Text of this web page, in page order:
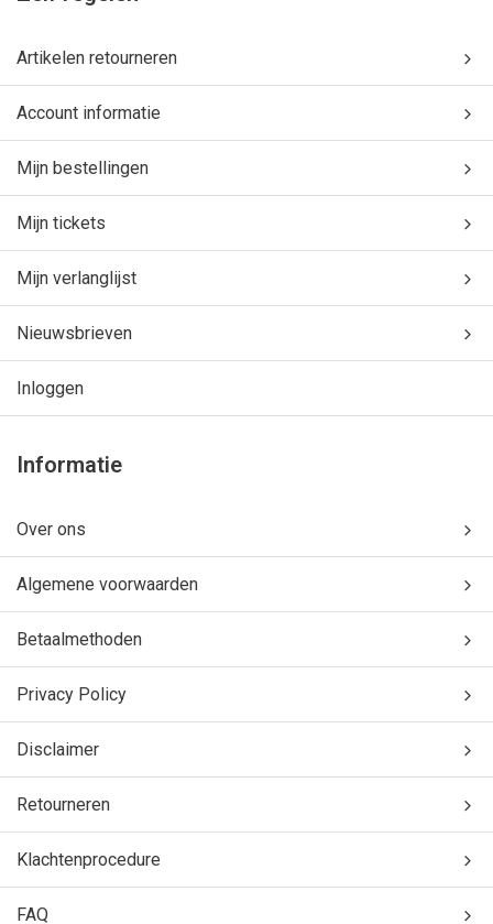
Artikelen retourneren
Account informatie
Mijn bestellingen
Mijn tickets
Mijn verlanglijst
Nieuwsbrieven
Inloggen
Informatie
Over ons
Algemene voorwaarden
Betaalmethoden
Privacy Policy
Disclaimer
Retourneren
Klachtenprocedure
FAQ